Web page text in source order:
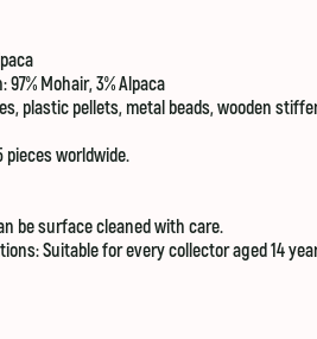
97% Mohair, 3% Alpaca
plastic pellets, metal beads, wooden
pieces worldwide.
be surface cleaned with care.
Suitable for every collector aged 14